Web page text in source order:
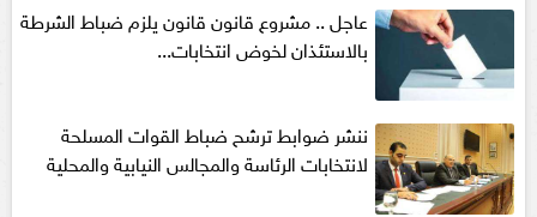
عاجل .. مشروع قانون قانون يلزم ضباط الشرطة
بالاستئذان لخوض انتخابات...
ننشر ضوابط ترشح ضباط القوات المسلحة
لانتخابات الرئاسة والمجالس النيابية والمحلية‎